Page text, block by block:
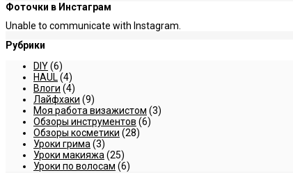
Фоточки в Инстаграм
Unable to communicate with Instagram.
Рубрики
DIY(6)
HAUL (4)
Влоги (4)
Лайфхаки (9)
Моя работа визажистом (3)
Обзоры инструментов (6)
Обзоры косметики (28)
Уроки грима (3)
Уроки макияжа (25)
Уроки по волосам (6)